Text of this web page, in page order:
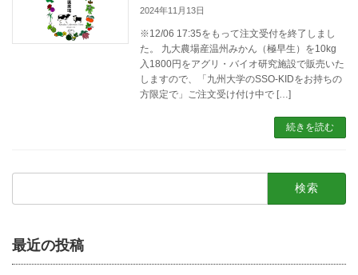
2024年11月13日
※12/06 17:35をもって注文受付を終了しまし
た。 九大農場産温州みかん（極早生）を10kg
入1800円をアグリ・バイオ研究施設で販売いた
しますので、「九州大学のSSO-KIDをお持ちの
方限定で」ご注文受け付け中で […]
続きを読む
検
最近の投稿